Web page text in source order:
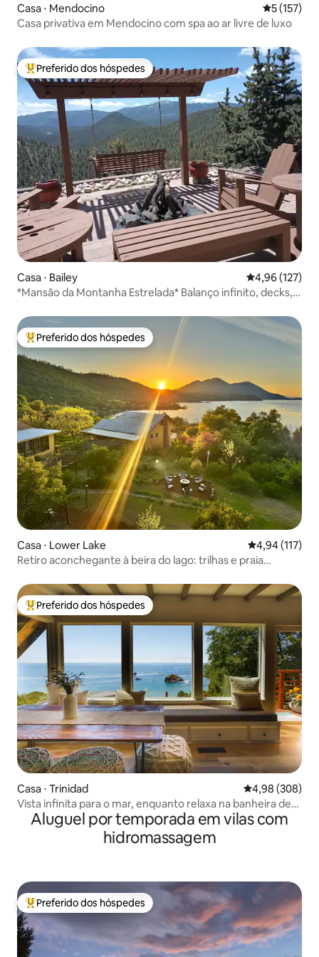
Casa ⋅ Mendocino 5 de uma
5 (157)
Casa privativa em Mendocino com spa ao ar livre de luxo
Entre os melhores preferidos dos hóspedes
Preferido dos hóspedes
Casa ⋅ Bailey 4,96 de uma
4,96 (127)
*Mansão da Montanha Estrelada* Balanço infinito, decks,
Entre os melhores preferidos dos hóspedes
Preferido dos hóspedes
Casa ⋅ Lower Lake 4,94 de uma
4,94 (117)
Retiro aconchegante à beira do lago: trilhas e praia
Entre os melhores preferidos dos hóspedes
Preferido dos hóspedes
Casa ⋅ Trinidad 4,98 de uma
4,98 (308)
Vista infinita para o mar, enquanto relaxa na banheira de
hidromassagem!
Aluguel por temporada em vilas com
hidromassagem
Entre os melhores preferidos dos hóspedes
Preferido dos hóspedes